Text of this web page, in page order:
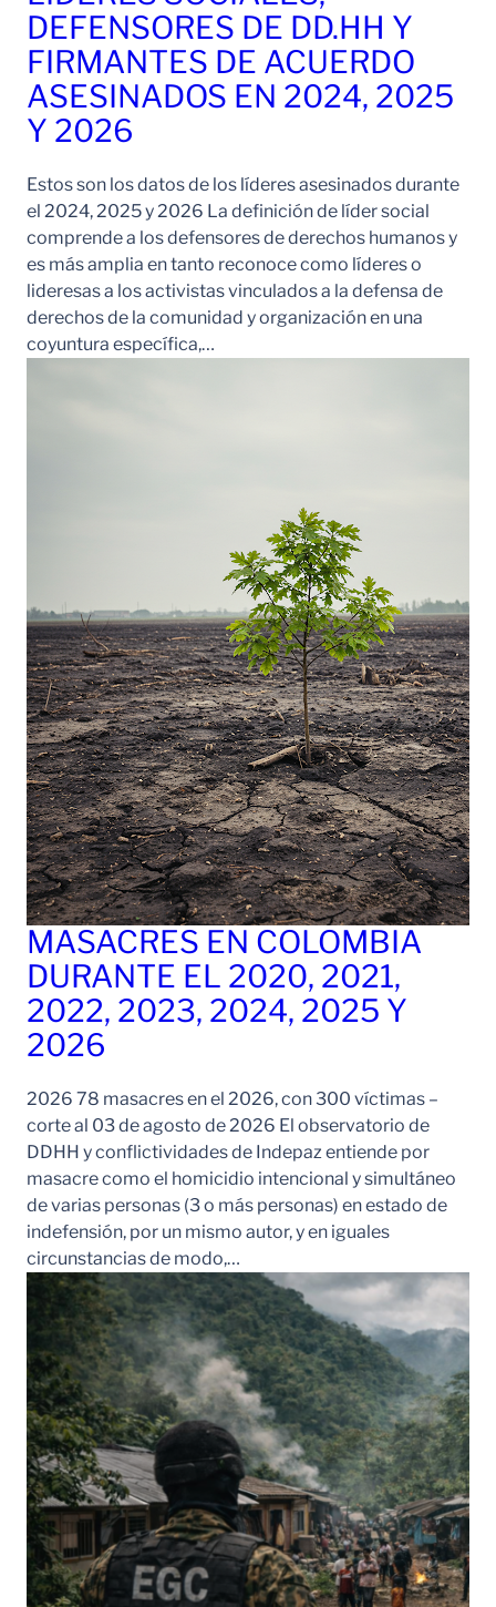
DEFENSORES DE DD.HH Y
FIRMANTES DE ACUERDO
ASESINADOS EN 2024, 2025
Y 2026
Estos son los datos de los líderes asesinados durante
el 2024, 2025 y 2026 La definición de líder social
comprende a los defensores de derechos humanos y
es más amplia en tanto reconoce como líderes o
lideresas a los activistas vinculados a la defensa de
derechos de la comunidad y organización en una
coyuntura específica,…
MASACRES EN COLOMBIA
DURANTE EL 2020, 2021,
2022, 2023, 2024, 2025 Y
2026
2026 78 masacres en el 2026, con 300 víctimas –
corte al 03 de agosto de 2026 El observatorio de
DDHH y conflictividades de Indepaz entiende por
masacre como el homicidio intencional y simultáneo
de varias personas (3 o más personas) en estado de
indefensión, por un mismo autor, y en iguales
circunstancias de modo,…